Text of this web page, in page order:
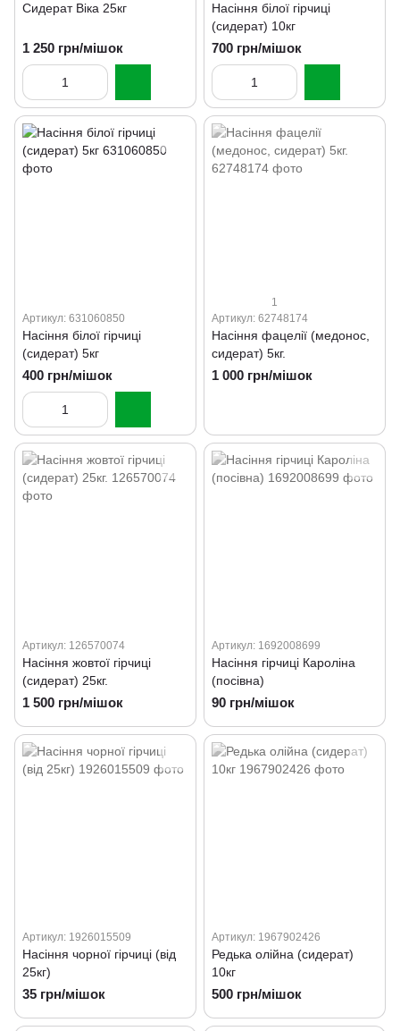
Сидерат Віка 25кг
1 250 грн/мішок
Насіння білої гірчиці
(сидерат) 10кг
700 грн/мішок
Артикул: 631060850
Насіння білої гірчиці
(сидерат) 5кг
400 грн/мішок
1
Артикул: 62748174
Насіння фацелії (медонос,
сидерат) 5кг.
1 000 грн/мішок
Артикул: 126570074
Насіння жовтої гірчиці
(сидерат) 25кг.
1 500 грн/мішок
Артикул: 1692008699
Насіння гірчиці Кароліна
(посівна)
90 грн/мішок
Артикул: 1926015509
Насіння чорної гірчиці (від
25кг)
35 грн/мішок
Артикул: 1967902426
Редька олійна (сидерат)
10кг
500 грн/мішок